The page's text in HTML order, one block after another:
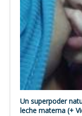
Un superpoder
leche materna (+